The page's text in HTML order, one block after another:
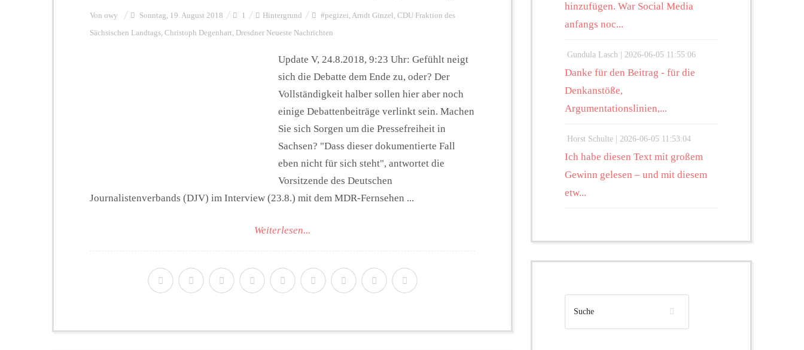
Von owy Sonntag, 19. August 2018 1 Hintergrund #pegizei Arndt Ginzel CDU Fraktion des
Sächsischen Landtags Christoph Degenhart Dresdner Neueste Nachrichten
Update V, 24.8.2018, 9:23 Uhr: Gefühlt neigt
sich die Debatte dem Ende zu, oder? Der
Vollständigkeit halber sollen hier aber noch
einige Debattenbeiträge verlinkt sein. Machen
Sie sich Sorgen um die Pressefreiheit in
Sachsen? "Dass dieser dokumentierte Fall
eben nicht für sich steht", antwortet die
Vorsitzende des Deutschen
Journalistenverbands (DJV) im Interview (23.8.) mit dem MDR-Fernsehen ...
Weiterlesen...
hinzufügen. War Social Media
anfangs noc...
Gundula Lasch | 2026-06-05 11:55:06
Danke für den Beitrag - für die
Denkanstöße,
Argumentationslinien,...
Horst Schulte | 2026-06-05 11:53:04
Ich habe diesen Text mit großem
Gewinn gelesen – und mit diesem
etw...